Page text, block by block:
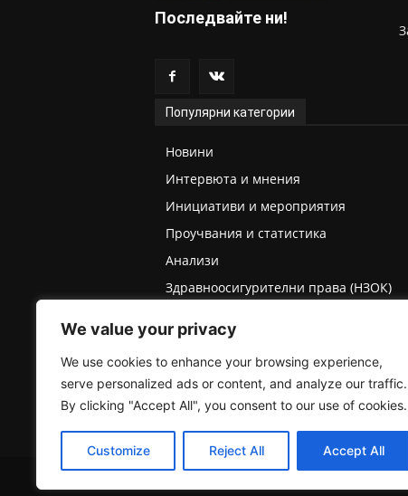
We value your privacy
We use cookies to enhance your browsing experience,
serve personalized ads or content, and analyze our traffic.
By clicking "Accept All", you consent to our use of cookies.
Customize Reject All Accept All
Последвайте ни!
Популярни категории
Новини
Интервюта и мнения
Инициативи и мероприятия
Проучвания и статистика
Анализи
Здравноосигурителни права (НЗОК)
Медицинска експертиза (ТЕЛК/НЕЛК)
2025 © Пациентски вестник. Всички права